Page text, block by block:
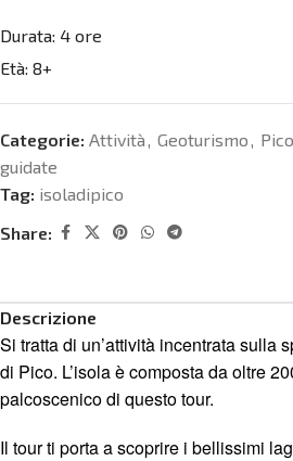
Durata: 4 ore
Età: 8+
Categorie: Attività, Geoturismo, Pico
guidate
Tag: isoladipico
Share:
Descrizione
Si tratta di un’attività incentrata sulla
di Pico. L’isola è composta da oltre
palcoscenico di questo tour.
Il tour ti porta a scoprire i bellissimi